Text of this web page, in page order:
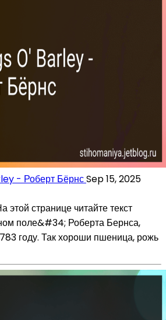
- Роберт БёрнсSep 15, 2025
этой странице читайте текст
поле&#34; Роберта Бернса,
году. Так хороши пшеница, рожь